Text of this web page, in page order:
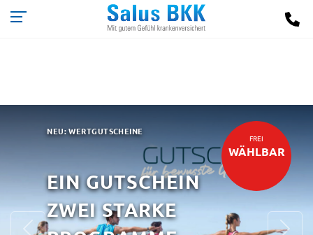
NEU: WERTGUTSCHEINE
EIN GUTSCHEIN
ZWEI STARKE
FREI
WÄHLBAR
Previous